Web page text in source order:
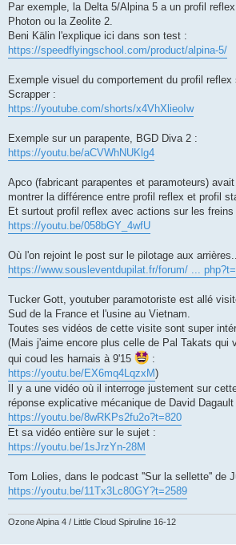
Par exemple, la Delta 5/Alpina 5 a un profil
Photon ou la Zeolite 2.
Beni Kälin l'explique ici dans son test :
https://speedflyingschool.com/product/alpina-5/
Exemple visuel du comportement du profil
Scrapper :
https://youtube.com/shorts/x4VhXlieoIw
Exemple sur un parapente, BGD Diva 2 :
https://youtu.be/aCVWhNUKlg4
Apco (fabricant parapentes et paramoteurs)
montrer la différence entre profil reflex et profil
Et surtout profil reflex avec actions sur les freins
https://youtu.be/058bGY_4wfU
Où l'on rejoint le post sur le pilotage aux
https://www.sousleventdupilat.fr/forum/ ...
Tucker Gott, youtuber paramotoriste est allé
Sud de la France et l'usine au Vietnam.
Toutes ses vidéos de cette visite sont super
(Mais j'aime encore plus celle de Pal Takats qui
qui coud les harnais à 9'15
:
https://youtu.be/EX6mq4LqzxM)
Il y a une vidéo où il interroge justement sur
réponse explicative mécanique de David Dagault
https://youtu.be/8wRKPs2fu2o?t=820
Et sa vidéo entière sur le sujet :
https://youtu.be/1sJrzYn-28M
Tom Lolies, dans le podcast ''Sur la sellette'' de
https://youtu.be/11Tx3Lc80GY?t=2589
Ozone Alpina 4 / Little Cloud Spiruline 16-12